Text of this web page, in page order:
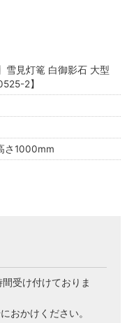
雪見灯篭 白御影石 大型
2】
さ1000mm
受け付けておりま
おかけください。